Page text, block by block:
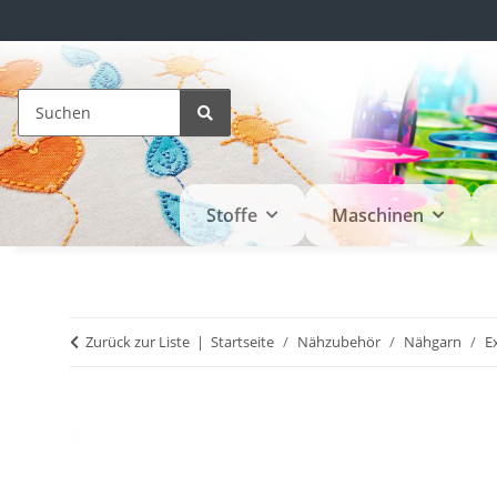
Stoffe Maschinen
Zurück zur Liste Startseite Nähzubehör Nähgarn